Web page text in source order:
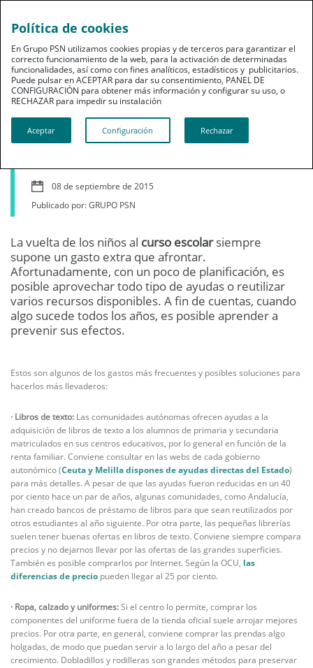
Ahorro
Cómo ahorrar en la
08 de septiembre de 2015
Publicado por: GRUPO PSN
La vuelta de los niños al curso escolarsiempre
supone un gasto extra que afrontar.
Afortunadamente, con un poco de planificación, es
posible aprovechar todo tipo de ayudas o reutilizar
varios recursos disponibles. A fin de cuentas, cuando
algo sucede todos los años, es posible aprender a
prevenir sus efectos.
Estos son algunos de los gastos más frecuentes y posibles soluciones para
hacerlos más llevaderos:
· Libros de texto: Las comunidades autónomas ofrecen ayudas a la
adquisición de libros de texto a los alumnos de primaria y secundaria
matriculados en sus centros educativos, por lo general en función de la
renta familiar. Conviene consultar en las webs de cada gobierno
autonómico (Ceuta y Melilla dispones de ayudas directas del Estado)
para más detalles. A pesar de que las ayudas fueron reducidas en un 40
por ciento hace un par de años, algunas comunidades, como Andalucía,
han creado bancos de préstamo de libros para que sean reutilizados por
otros estudiantes al año siguiente. Por otra parte, las pequeñas librerías
suelen tener buenas ofertas en libros de texto. Conviene siempre compara
precios y no dejarnos llevar por las ofertas de las grandes superficies.
También es posible comprarlos por Internet. Según la OCU, las
diferencias de precio pueden llegar al 25 por ciento.
· Ropa, calzado y uniformes:Si el centro lo permite, comprar los
componentes del uniforme fuera de la tienda oficial suele arrojar mejores
precios. Por otra parte, en general, conviene comprar las prendas algo
holgadas, de modo que puedan servir a lo largo del año a pesar del
crecimiento. Dobladillos y rodilleras son grandes métodos para preservar
Política de cookies
En Grupo PSN utilizamos cookies propias y de terceros para garantizar el
correcto funcionamiento de la web, para la activación de determinadas
funcionalidades, así como con fines analíticos, estadísticos y publicitarios.
Puede pulsar en ACEPTAR para dar su consentimiento, PANEL DE
CONFIGURACIÓN para obtener más información y configurar su uso, o
RECHAZAR para impedir su instalación​​​​​​​
Aceptar Configuración Rechazar